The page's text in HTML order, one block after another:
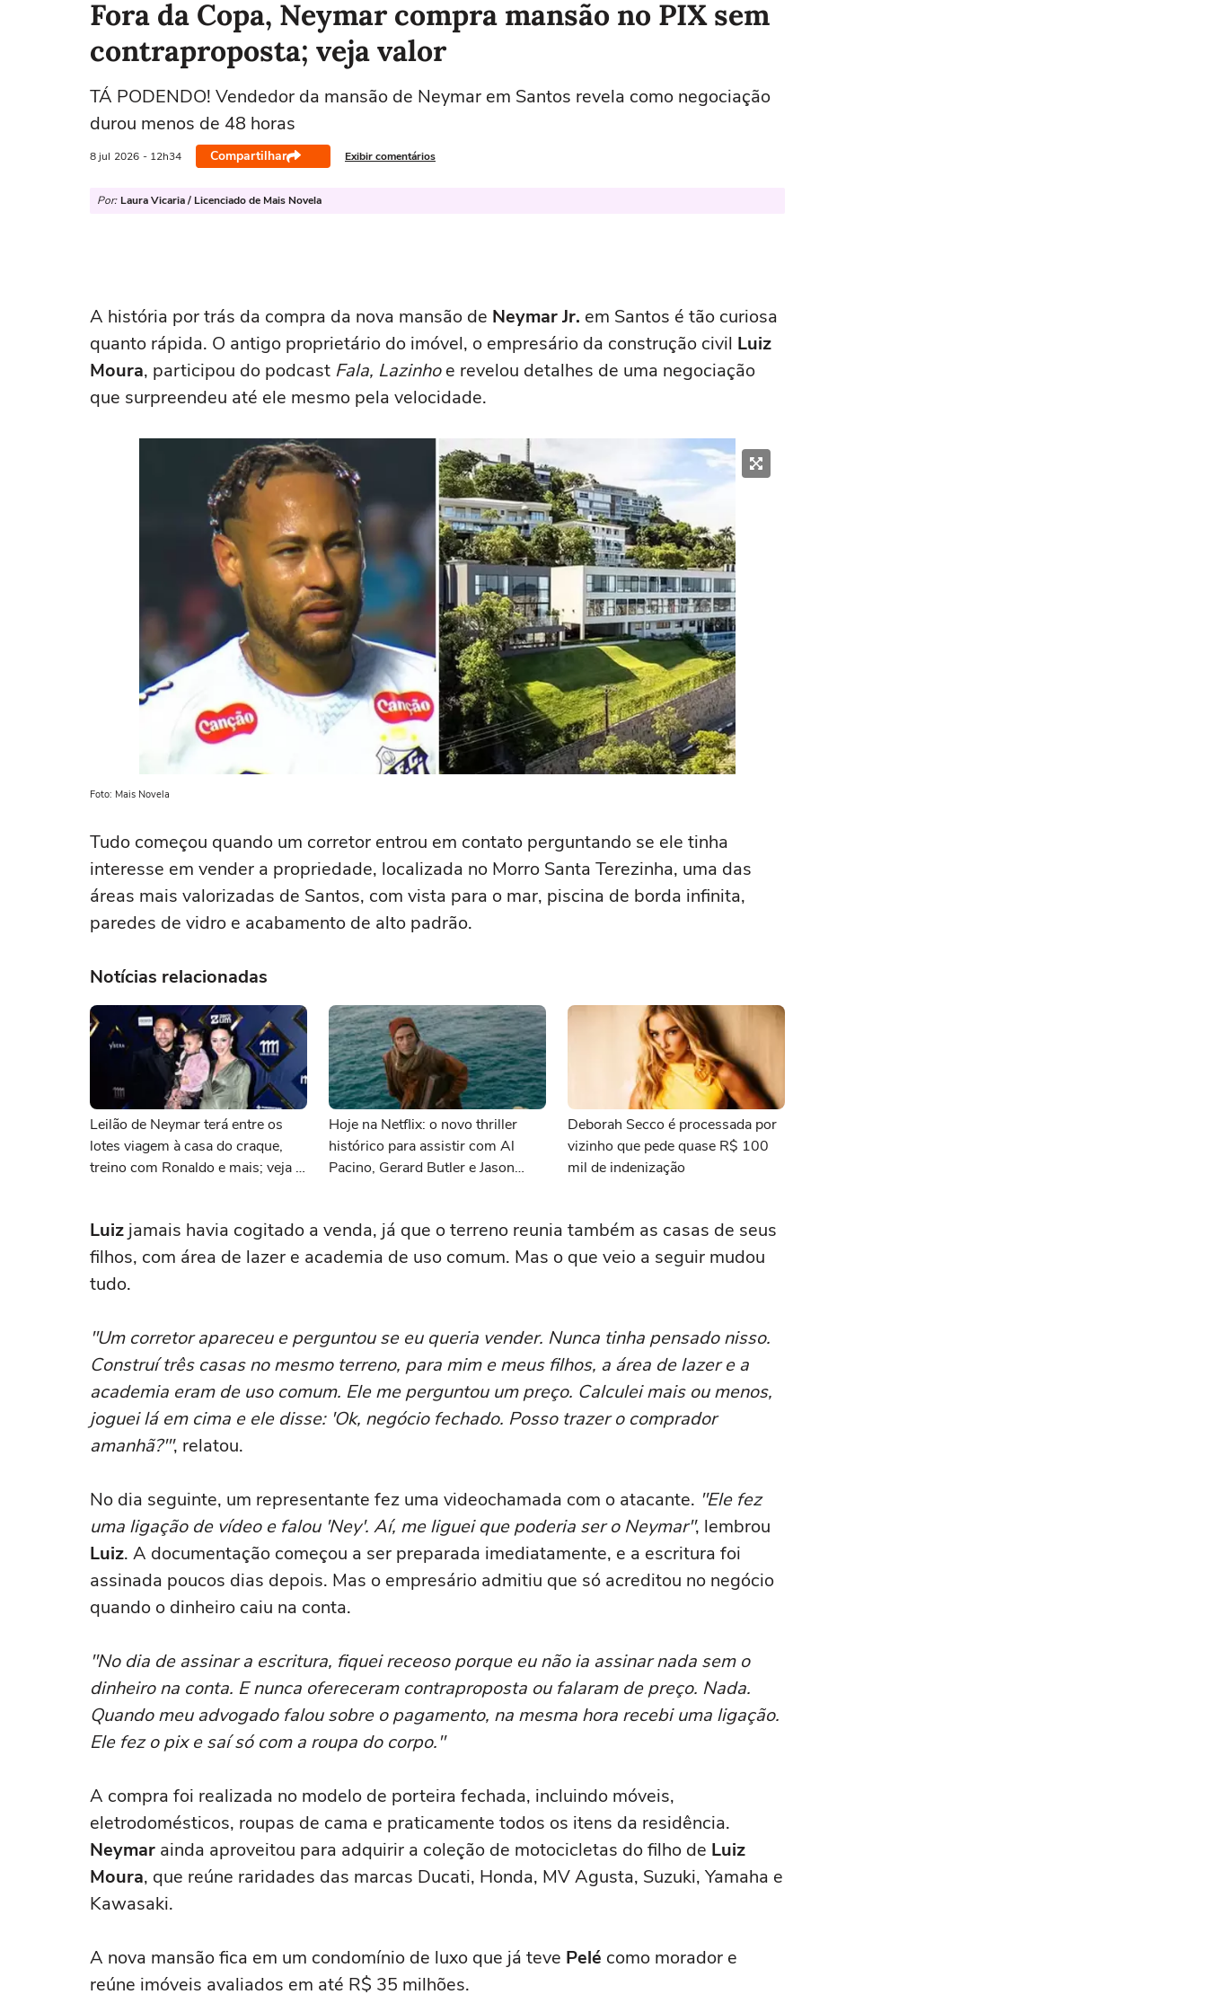
Fora da Copa, Neymar compra mansão no PIX sem
contraproposta; veja valor
TÁ PODENDO! Vendedor da mansão de Neymar em Santos revela como negociação
durou menos de 48 horas
8 jul 2026 - 12h34 Compartilhar Exibir comentários
Por: Laura Vicaria / Licenciado de Mais Novela
A história por trás da compra da nova mansão de Neymar Jr. em Santos é tão curiosa
quanto rápida. O antigo proprietário do imóvel, o empresário da construção civil Luiz
Moura, participou do podcast Fala, Lazinhoe revelou detalhes de uma negociação
que surpreendeu até ele mesmo pela velocidade.
Foto: Mais Novela
Tudo começou quando um corretor entrou em contato perguntando se ele tinha
interesse em vender a propriedade, localizada no Morro Santa Terezinha, uma das
áreas mais valorizadas de Santos, com vista para o mar, piscina de borda infinita,
paredes de vidro e acabamento de alto padrão.
Notícias relacionadas
Leilão de Neymar terá entre os
lotes viagem à casa do craque,
treino com Ronaldo e mais; veja a
Hoje na Netflix: o novo thriller
histórico para assistir com Al
Pacino, Gerard Butler e Jason
Deborah Secco é processada por
vizinho que pede quase R$ 100
mil de indenização
Luiz jamais havia cogitado a venda, já que o terreno reunia também as casas de seus
filhos, com área de lazer e academia de uso comum. Mas o que veio a seguir mudou
tudo.
"Um corretor apareceu e perguntou se eu queria vender. Nunca tinha pensado nisso.
Construí três casas no mesmo terreno, para mim e meus filhos, a área de lazer e a
academia eram de uso comum. Ele me perguntou um preço. Calculei mais ou menos,
joguei lá em cima e ele disse: 'Ok, negócio fechado. Posso trazer o comprador
amanhã?'", relatou.
No dia seguinte, um representante fez uma videochamada com o atacante. "Ele fez
uma ligação de vídeo e falou 'Ney'. Aí, me liguei que poderia ser o Neymar", lembrou
Luiz. A documentação começou a ser preparada imediatamente, e a escritura foi
assinada poucos dias depois. Mas o empresário admitiu que só acreditou no negócio
quando o dinheiro caiu na conta.
"No dia de assinar a escritura, fiquei receoso porque eu não ia assinar nada sem o
dinheiro na conta. E nunca ofereceram contraproposta ou falaram de preço. Nada.
Quando meu advogado falou sobre o pagamento, na mesma hora recebi uma ligação.
Ele fez o pix e saí só com a roupa do corpo."
A compra foi realizada no modelo de porteira fechada, incluindo móveis,
eletrodomésticos, roupas de cama e praticamente todos os itens da residência.
Neymar ainda aproveitou para adquirir a coleção de motocicletas do filho de Luiz
Moura, que reúne raridades das marcas Ducati, Honda, MV Agusta, Suzuki, Yamaha e
Kawasaki.
A nova mansão fica em um condomínio de luxo que já teve Pelé como morador e
reúne imóveis avaliados em até R$ 35 milhões.